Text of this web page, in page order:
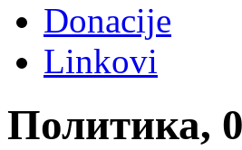
Donacije
Linkovi
Политика,